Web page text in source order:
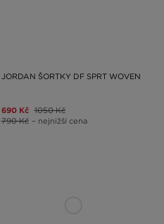
JORDAN ŠORTKY DF SPRT WOVEN
690 Kč 1050 Kč
790 Kč – nejnižší cena